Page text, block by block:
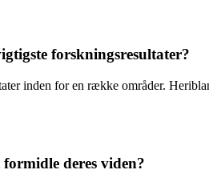
forskningsresultater?
inden for en række områder.
deres viden?